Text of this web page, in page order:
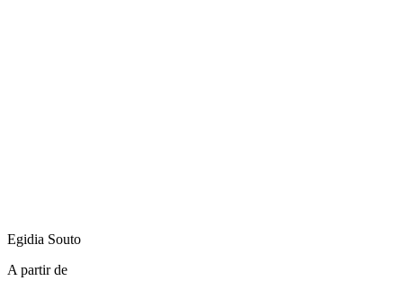
Egidia Souto
A partir de